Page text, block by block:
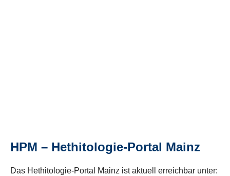
HPM – Hethitologie-Portal Mainz
Das Hethitologie-Portal Mainz ist aktuell erreichbar unter: